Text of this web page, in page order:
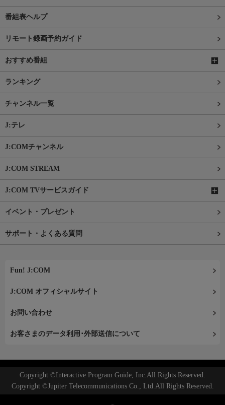
番組表ヘルプ
リモート録画予約ガイド
おすすめ番組
ランキング
チャンネル一覧
J:テレ
J:COMチャンネル
J:COM STREAM
J:COM TVサービスガイド
イベント・プレゼント
サポート・よくある質問
Fun! J:COM
J:COM オフィシャルサイト
お問い合わせ
お客さまのデータ利用･外部送信について
Copyright ©Interactive Program Guide, Inc.All Rights Reserved.
Copyright ©Jupiter Telecommunications Co., Ltd.All Rights Reserved.